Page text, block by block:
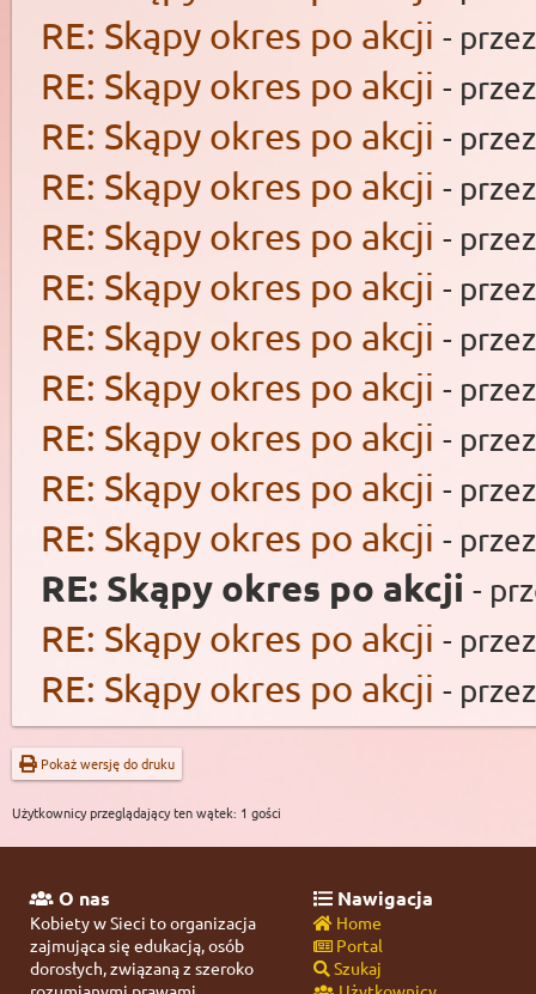
RE: Skąpy okres po akcji -
RE: Skąpy okres po akcji -
RE: Skąpy okres po akcji -
RE: Skąpy okres po akcji -
RE: Skąpy okres po akcji -
RE: Skąpy okres po akcji -
RE: Skąpy okres po akcji -
RE: Skąpy okres po akcji -
RE: Skąpy okres po akcji -
RE: Skąpy okres po akcji -
RE: Skąpy okres po akcji -
RE: Skąpy okres po akcji -
RE: Skąpy okres po akcji -
RE: Skąpy okres po akcji -
Pokaż wersję do druku
Użytkownicy przeglądający ten wątek: 1 gości
O nas
Kobiety w Sieci to organizacja
zajmująca się edukacją, osób
dorosłych, związaną z szeroko
Nawigacja
Home
Portal
Szukaj